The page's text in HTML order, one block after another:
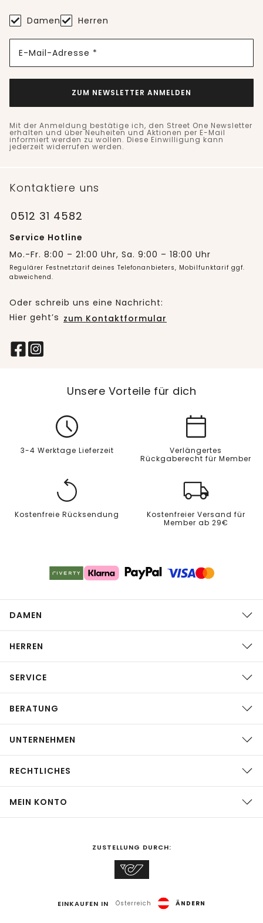
Damen Herren
E-Mail-Adresse *
ZUM NEWSLETTER ANMELDEN
Mit der Anmeldung bestätige ich, den Street One Newsletter
erhalten und über Neuheiten und Aktionen per E-Mail
informiert werden zu wollen. Diese Einwilligung kann
jederzeit widerrufen werden.
Kontaktiere uns
0512 31 4582
Service Hotline
Mo.-Fr. 8:00 – 21:00 Uhr, Sa. 9:00 – 18:00 Uhr
Regulärer Festnetztarif deines Telefonanbieters, Mobilfunktarif ggf.
abweichend.
Oder schreib uns eine Nachricht:
Hier geht’s zum Kontaktformular
Unsere Vorteile für dich
3-4 Werktage Lieferzeit
Verlängertes
Rückgaberecht für Member
Kostenfreie Rücksendung
Kostenfreier Versand für
Member ab 29€
DAMEN
HERREN
SERVICE
BERATUNG
UNTERNEHMEN
RECHTLICHES
MEIN KONTO
ZUSTELLUNG DURCH:
EINKAUFEN IN Österreich ÄNDERN